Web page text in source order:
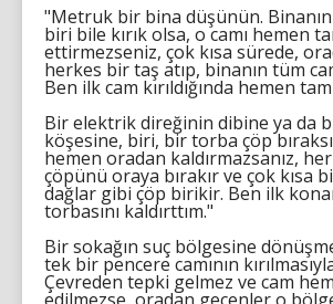
"Metruk bir bina düşünün. Binanın
biri bile kırık olsa, o camı hemen
ettirmezseniz, çok kısa sürede,
herkes bir taş atıp, binanın tüm
Ben ilk cam kırıldığında hemen
Bir elektrik direğinin dibine ya da
köşesine, biri, bir torba çöp
hemen oradan kaldırmazsanız,
çöpünü oraya bırakır ve çok kısa
dağlar gibi çöp birikir. Ben ilk
torbasını kaldırttım."
Bir sokağın suç bölgesine
tek bir pencere camının
Çevreden tepki gelmez ve cam